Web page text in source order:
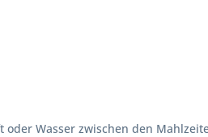
Wasser zwischen den